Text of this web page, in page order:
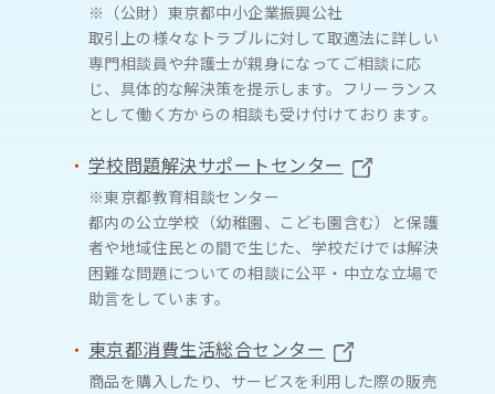
※（公財）東京都中小企業振興公社
取引上の様々なトラブルに対して取適法に詳しい
専門相談員や弁護士が親身になってご相談に応
じ、具体的な解決策を提示します。フリーランス
として働く方からの相談も受け付けております。
学校問題解決サポートセンター
※東京都教育相談センター
都内の公立学校（幼稚園、こども園含む）と保護
者や地域住民との間で生じた、学校だけでは解決
困難な問題についての相談に公平・中立な立場で
助言をしています。
東京都消費生活総合センター
商品を購入したり、サービスを利用した際の販売